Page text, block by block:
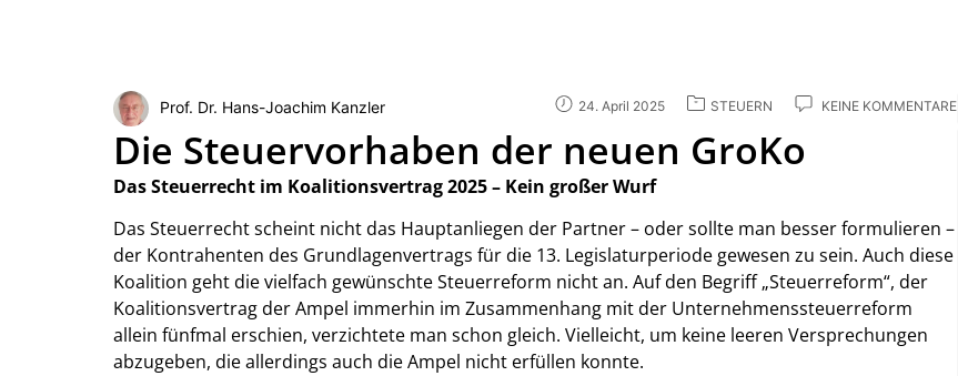
Prof. Dr. Hans-Joachim Kanzler 24. April 2025 STEUERN KEINE KOMMENTARE
Die Steuervorhaben der neuen GroKo
Das Steuerrecht im Koalitionsvertrag 2025 – Kein großer Wurf
Das Steuerrecht scheint nicht das Hauptanliegen der Partner – oder sollte man besser formulieren –
der Kontrahenten des Grundlagenvertrags für die 13. Legislaturperiode gewesen zu sein. Auch diese
Koalition geht die vielfach gewünschte Steuerreform nicht an. Auf den Begriff „Steuerreform“, der
Koalitionsvertrag der Ampel immerhin im Zusammenhang mit der Unternehmenssteuerreform
allein fünfmal erschien, verzichtete man schon gleich. Vielleicht, um keine leeren Versprechungen
abzugeben, die allerdings auch die Ampel nicht erfüllen konnte.